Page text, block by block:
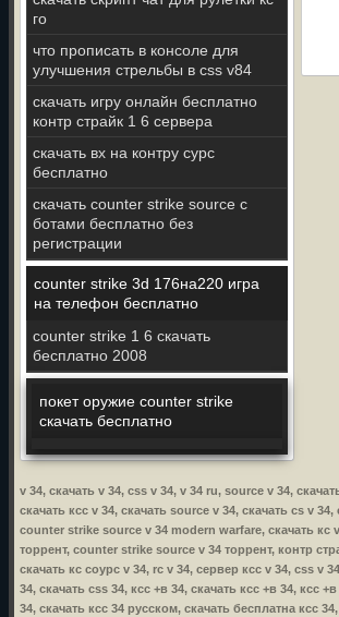
го
что прописать в консоле для
улучшения стрельбы в css v84
скачать игру онлайн бесплатно
контр страйк 1 6 сервера
скачать вх на контру сурс
бесплатно
скачать counter strike source с
ботами бесплатно без
регистрации
counter strike 3d 176на220 игра
на телефон бесплатно
counter strike 1 6 скачать
бесплатно 2008
покет оружие counter strike
скачать бесплатно
v 34, скачать v 34, css v 34, v 34 ru, source v 34,
скачать ксс v 34, скачать source v 34, скачать cs v
counter strike source v 34 modern warfare, скачать кс
торрент, counter strike source v 34 торрент, контр
скачать кс соурс v 34, rc v 34, сервер ксс v 34, css v
34, скачать css 34, ксс +в 34, скачать ксс +в 34, ксс
34, скачать ксс 34 русском, скачать бесплатна ксс